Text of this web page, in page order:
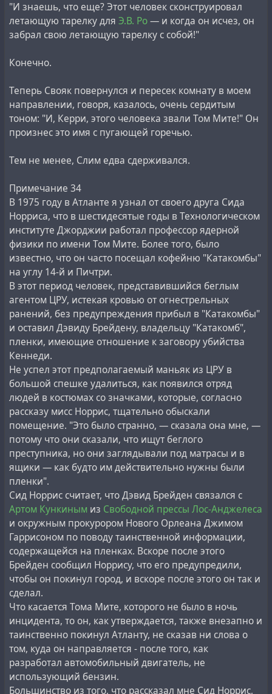
"И знаешь, что еще? Этот человек сконструировал
летающую тарелку для Э.В. Ро— и когда он исчез, он
забрал свою летающую тарелку с собой!"
Конечно.
Теперь Свояк повернулся и пересек комнату в моем
направлении, говоря, казалось, очень сердитым
тоном: "И, Керри, этого человека звали Том Мите!" Он
произнес это имя с пугающей горечью.
Тем не менее, Слим едва сдерживался.
Примечание 34
В 1975 году в Атланте я узнал от своего друга Сида
Норриса, что в шестидесятые годы в Технологическом
институте Джорджии работал профессор ядерной
физики по имени Том Мите. Более того, было
известно, что он часто посещал кофейню "Катакомбы"
на углу 14-й и Пичтри.
В этот период человек, представившийся беглым
агентом ЦРУ, истекая кровью от огнестрельных
ранений, без предупреждения прибыл в "Катакомбы"
и оставил Дэвиду Брейдену, владельцу "Катакомб",
пленки, имеющие отношение к заговору убийства
Кеннеди.
Не успел этот предполагаемый маньяк из ЦРУ в
большой спешке удалиться, как появился отряд
людей в костюмах со значками, которые, согласно
рассказу мисс Норрис, тщательно обыскали
помещение. "Это было странно, — сказала она мне, —
потому что они сказали, что ищут беглого
преступника, но они заглядывали под матрасы и в
ящики — как будто им действительно нужны были
пленки".
Сид Норрис считает, что Дэвид Брейден связался с
Артом Кункиным из Свободной прессы Лос-Анджелеса
и окружным прокурором Нового Орлеана Джимом
Гаррисоном по поводу таинственной информации,
содержащейся на пленках. Вскоре после этого
Брейден сообщил Норрису, что его предупредили,
чтобы он покинул город, и вскоре после этого он так и
сделал.
Что касается Тома Мите, которого не было в ночь
инцидента, то он, как утверждается, также внезапно и
таинственно покинул Атланту, не сказав ни слова о
том, куда он направляется - после того, как
разработал автомобильный двигатель, не
использующий бензин.
Большинство из того, что рассказал мне Сид Норрис,